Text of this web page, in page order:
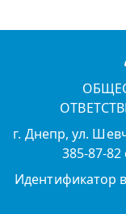
г. Днепр, ул.
385-87-
Идентификатор